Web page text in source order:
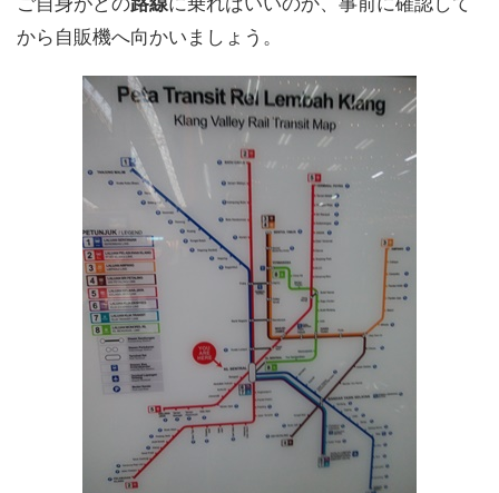
から自販機へ向かいましょう。